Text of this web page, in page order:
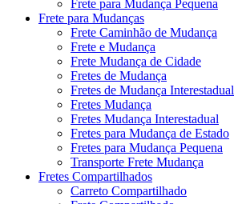
Frete para Mudança Pequena
Frete para Mudanças
Frete Caminhão de Mudança
Frete e Mudança
Frete Mudança de Cidade
Fretes de Mudança
Fretes de Mudança Interestadual
Fretes Mudança
Fretes Mudança Interestadual
Fretes para Mudança de Estado
Fretes para Mudança Pequena
Transporte Frete Mudança
Fretes Compartilhados
Carreto Compartilhado